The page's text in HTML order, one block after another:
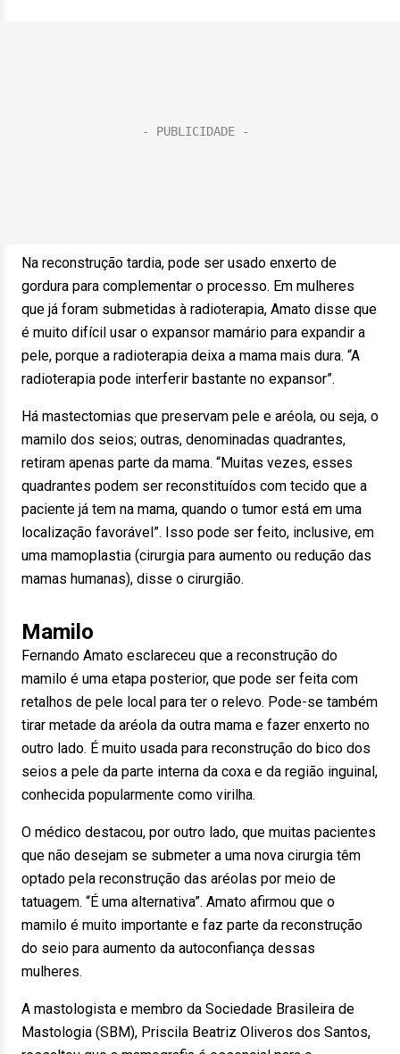
Na reconstrução tardia, pode ser usado enxerto de
gordura para complementar o processo. Em mulheres
que já foram submetidas à radioterapia, Amato disse que
é muito difícil usar o expansor mamário para expandir a
pele, porque a radioterapia deixa a mama mais dura. “A
radioterapia pode interferir bastante no expansor”.
Há mastectomias que preservam pele e aréola, ou seja, o
mamilo dos seios; outras, denominadas quadrantes,
retiram apenas parte da mama. “Muitas vezes, esses
quadrantes podem ser reconstituídos com tecido que a
paciente já tem na mama, quando o tumor está em uma
localização favorável”. Isso pode ser feito, inclusive, em
uma mamoplastia (cirurgia para aumento ou redução das
mamas humanas), disse o cirurgião.
Mamilo
Fernando Amato esclareceu que a reconstrução do
mamilo é uma etapa posterior, que pode ser feita com
retalhos de pele local para ter o relevo. Pode-se também
tirar metade da aréola da outra mama e fazer enxerto no
outro lado. É muito usada para reconstrução do bico dos
seios a pele da parte interna da coxa e da região inguinal,
conhecida popularmente como virilha.
O médico destacou, por outro lado, que muitas pacientes
que não desejam se submeter a uma nova cirurgia têm
optado pela reconstrução das aréolas por meio de
tatuagem. “É uma alternativa”. Amato afirmou que o
mamilo é muito importante e faz parte da reconstrução
do seio para aumento da autoconfiança dessas
mulheres.
A mastologista e membro da Sociedade Brasileira de
Mastologia (SBM), Priscila Beatriz Oliveros dos Santos,